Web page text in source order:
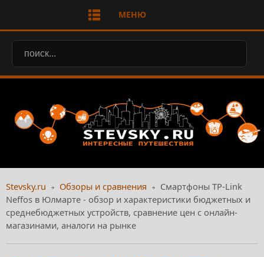
МЕНЮ
Stevsky.ru Обзоры и сравнения
Смартфоны TP-Link
Neffos в Юлмарте - обзор и характеристики бюджетных и
среднебюджетных устройств, сравнение цен с онлайн-
магазинами, аналоги на рынке